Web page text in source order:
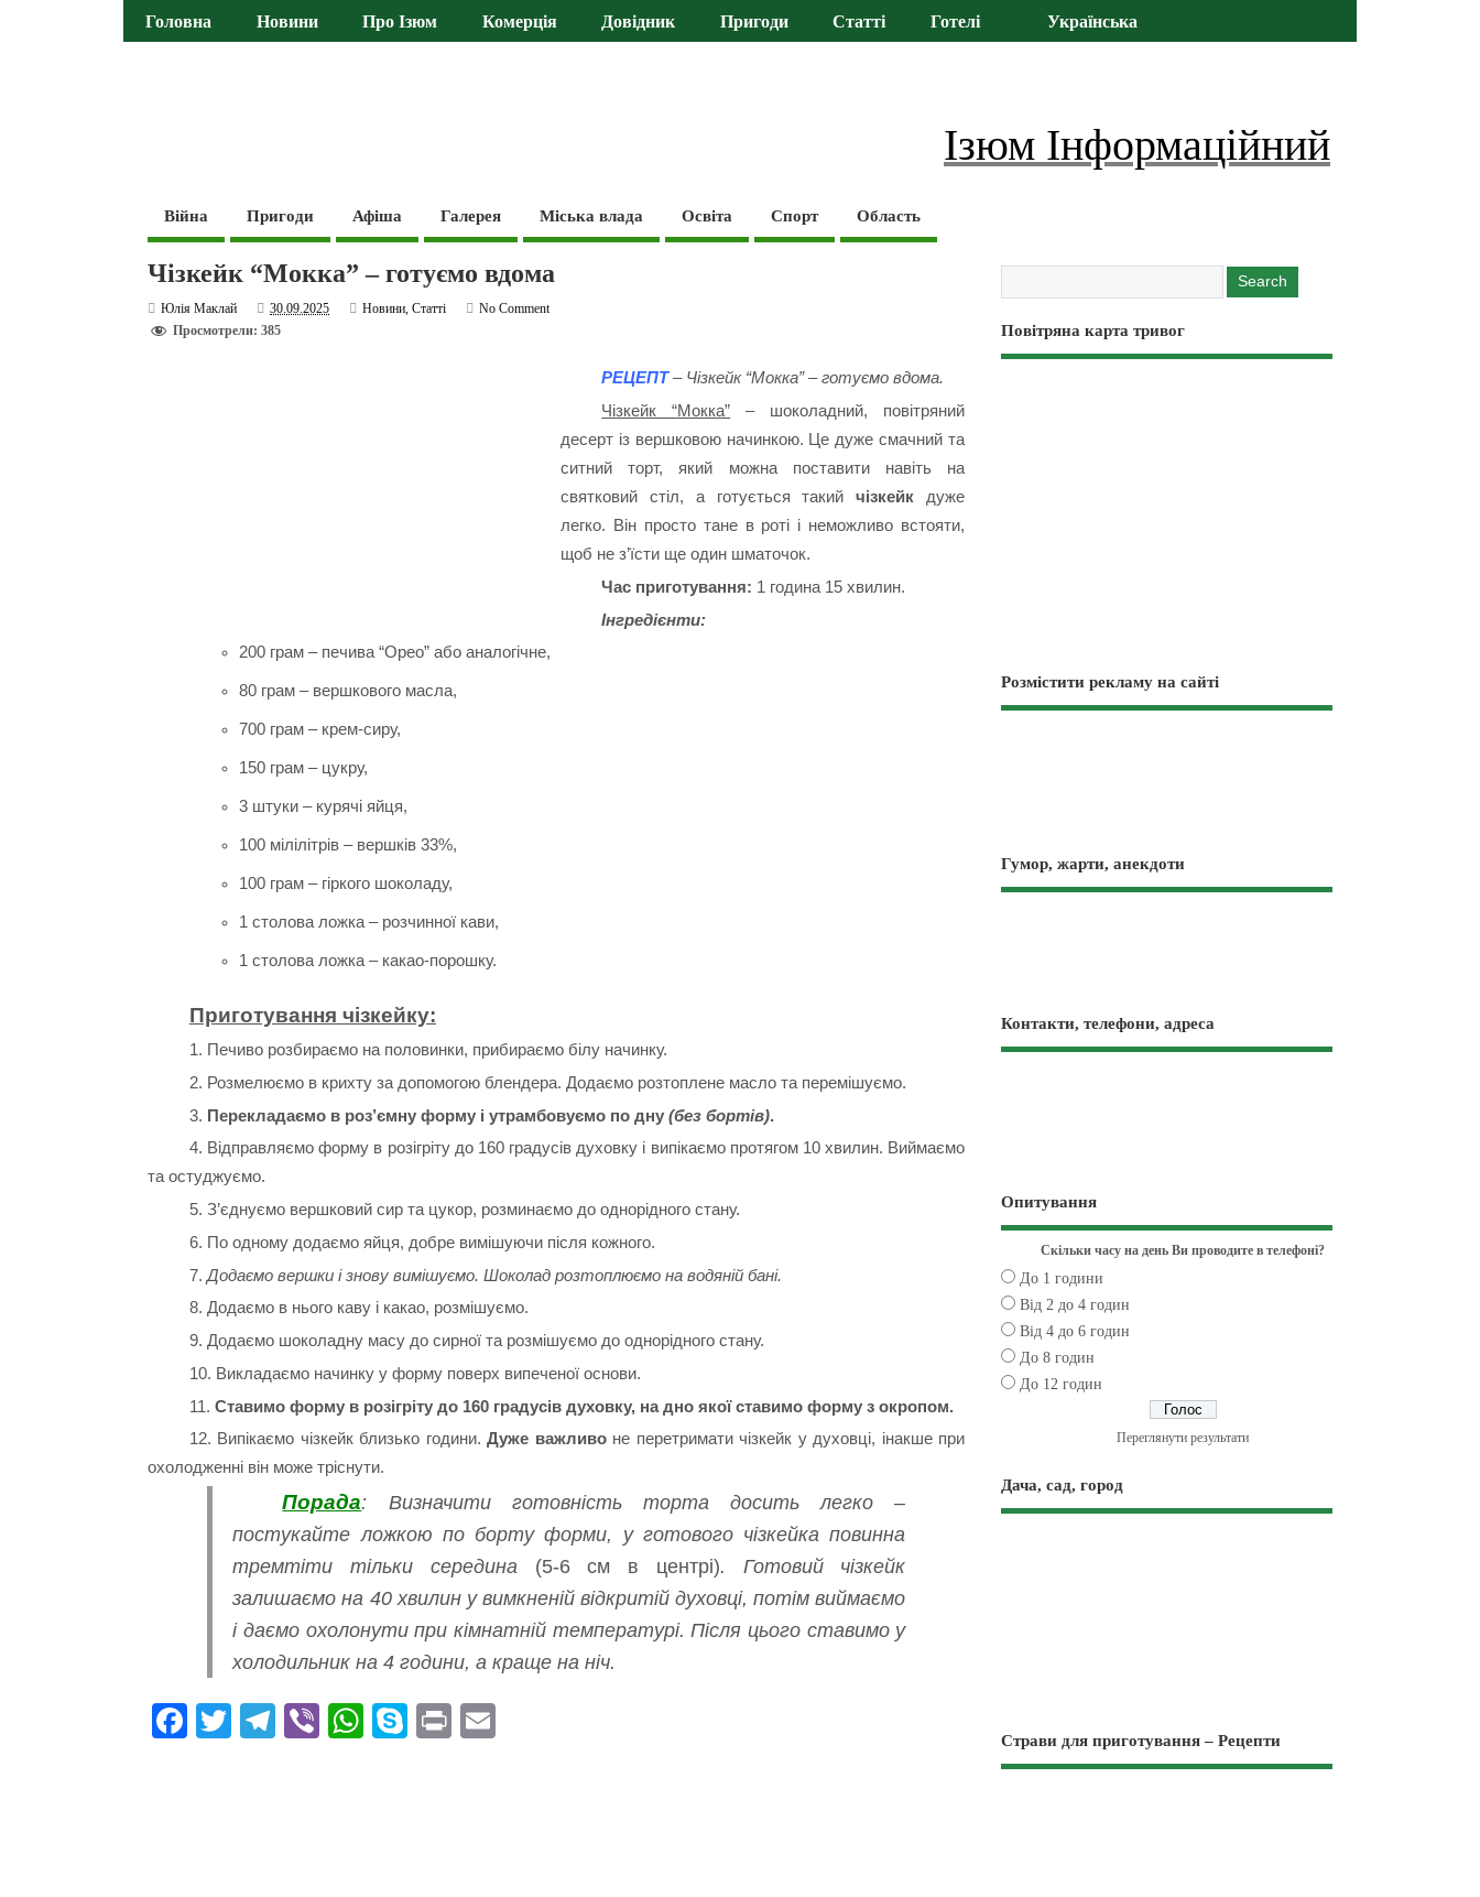
Головна Новини Про Ізюм Комерція Довідник Пригоди Статті Готелі Українська
Ізюм Інформаційний
Війна Пригоди Афіша Галерея Міська влада Освіта Спорт Область
Чізкейк “Мокка” – готуємо вдома
Юлія Маклай 30.09.2025 Новини,Статті
No Comment
Просмотрели: 385
РЕЦЕПТ – Чізкейк “Мокка” – готуємо вдома.
Чізкейк “Мокка” – шоколадний, повітряний
десерт із вершковою начинкою. Це дуже смачний та
ситний торт, який можна поставити навіть на
святковий стіл, а готується такийчізкейк дуже
легко. Він просто тане в роті і неможливо встояти,
щоб не з’їсти ще один шматочок.
Час приготування: 1 година 15 хвилин.
Інгредієнти:
200 грам – печива “Орео” або аналогічне,
80 грам – вершкового масла,
700 грам – крем-сиру,
150 грам – цукру,
3 штуки – курячі яйця,
100 мілілітрів – вершків 33%,
100 грам – гіркого шоколаду,
1 столова ложка – розчинної кави,
1 столова ложка – какао-порошку.
Приготування чізкейку:
1. Печиво розбираємо на половинки, прибираємо білу начинку.
2. Розмелюємо в крихту за допомогою блендера. Додаємо розтоплене масло та перемішуємо.
3. Перекладаємо в роз’ємну форму і утрамбовуємо по дну (без бортів).
4. Відправляємо форму в розігріту до 160 градусів духовку і випікаємо протягом 10 хвилин. Виймаємо
та остуджуємо.
5. З’єднуємо вершковий сир та цукор, розминаємо до однорідного стану.
6. По одному додаємо яйця, добре вимішуючи після кожного.
7. Додаємо вершки і знову вимішуємо. Шоколад розтоплюємо на водяній бані.
8. Додаємо в нього каву і какао, розмішуємо.
9. Додаємо шоколадну масу до сирної та розмішуємо до однорідного стану.
10. Викладаємо начинку у форму поверх випеченої основи.
11. Ставимо форму в розігріту до 160 градусів духовку, на дно якої ставимо форму з окропом.
12. Випікаємо чізкейк близько години.Дуже важливоне перетримати чізкейк у духовці, інакше при
охолодженні він може тріснути.
Порада: Визначити готовність торта досить легко –
постукайте ложкою по борту форми, у готового чізкейка повинна
тремтіти тільки середина (5-6 см в центрі). Готовий чізкейк
залишаємо на 40 хвилин у вимкненій відкритій духовці, потім виймаємо
і даємо охолонути при кімнатній температурі. Після цього ставимо у
холодильник на 4 години, а краще на ніч.
Fa T
Te Vi
W
S
Pr
Повітряна карта тривог
Розмістити рекламу на сайті
Гумор, жарти, анекдоти
Контакти, телефони, адреса
Опитування
Скільки часу на день Ви проводите в телефоні?
До 1 години
Від 2 до 4 годин
Від 4 до 6 годин
До 8 годин
До 12 годин
Переглянути результати
Дача, сад, город
Страви для приготування – Рецепти